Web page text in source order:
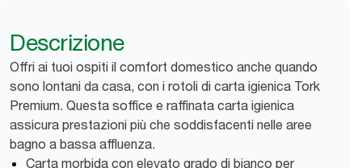
Descrizione
Offri ai tuoi ospiti il comfort domestico anche quando
sono lontani da casa, con i rotoli di carta igienica Tork
Premium. Questa soffice e raffinata carta igienica
assicura prestazioni più che soddisfacenti nelle aree
bagno a bassa affluenza.
Carta morbida con elevato grado di bianco per